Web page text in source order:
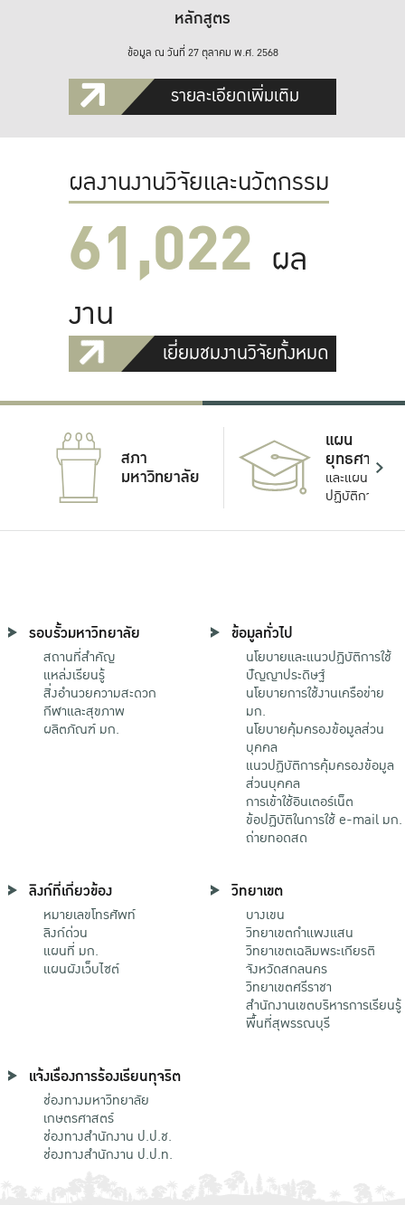
หลักสูตร
ข้อมูล ณ วันที่ 27 ตุลาคม พ.ศ. 2568
รายละเอียดเพิ่มเติม
ผลงานงานวิจัยและนวัตกรรม
61,022 ผล
งาน
เยี่ยมชมงานวิจัยทั้งหมด
สภา
มหาวิทยาลัย
แผน
ยุทธศาสตร์
และแผน
ปฏิบัติการ
รอบรั้วมหาวิทยาลัย
สถานที่สำคัญ
แหล่งเรียนรู้
สิ่งอำนวยความสะดวก
กีฬาและสุขภาพ
ผลิตภัณฑ์ มก.
ข้อมูลทั่วไป
นโยบายและแนวปฏิบัติการใช้
ปัญญาประดิษฐ์
นโยบายการใช้งานเครือข่าย
มก.
นโยบายคุ้มครองข้อมูลส่วน
บุคคล
แนวปฏิบัติการคุ้มครองข้อมูล
ส่วนบุคคล
การเข้าใช้อินเตอร์เน็ต
ข้อปฏิบัติในการใช้ e-mail มก.
ถ่ายทอดสด
ลิงก์ที่เกี่ยวข้อง
หมายเลขโทรศัพท์
ลิงก์ด่วน
แผนที่ มก.
แผนผังเว็บไซต์
วิทยาเขต
บางเขน
วิทยาเขตกําแพงแสน
วิทยาเขตเฉลิมพระเกียรติ
จังหวัดสกลนคร
วิทยาเขตศรีราชา
สำนักงานเขตบริหารการเรียนรู้
พื้นที่สุพรรณบุรี
แจ้งเรื่องการร้องเรียนทุจริต
ช่องทางมหาวิทยาลัย
เกษตรศาสตร์
ช่องทางสำนักงาน ป.ป.ช.
ช่องทางสำนักงาน ป.ป.ท.